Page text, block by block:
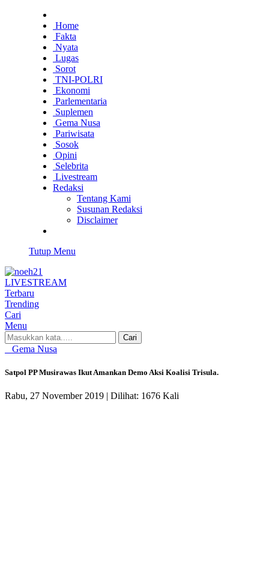
Home
Fakta
Nyata
Lugas
Sorot
TNI-POLRI
Ekonomi
Parlementaria
Suplemen
Gema Nusa
Pariwisata
Sosok
Opini
Selebrita
Livestream
Redaksi
Tentang Kami
Susunan Redaksi
Disclaimer
Tutup Menu
LIVESTREAM
Terbaru
Trending
Cari
Menu
Cari
Gema Nusa
Satpol PP Musirawas Ikut Amankan Demo Aksi Koalisi Trisula.
Rabu, 27 November 2019 | Dilihat: 1676 Kali